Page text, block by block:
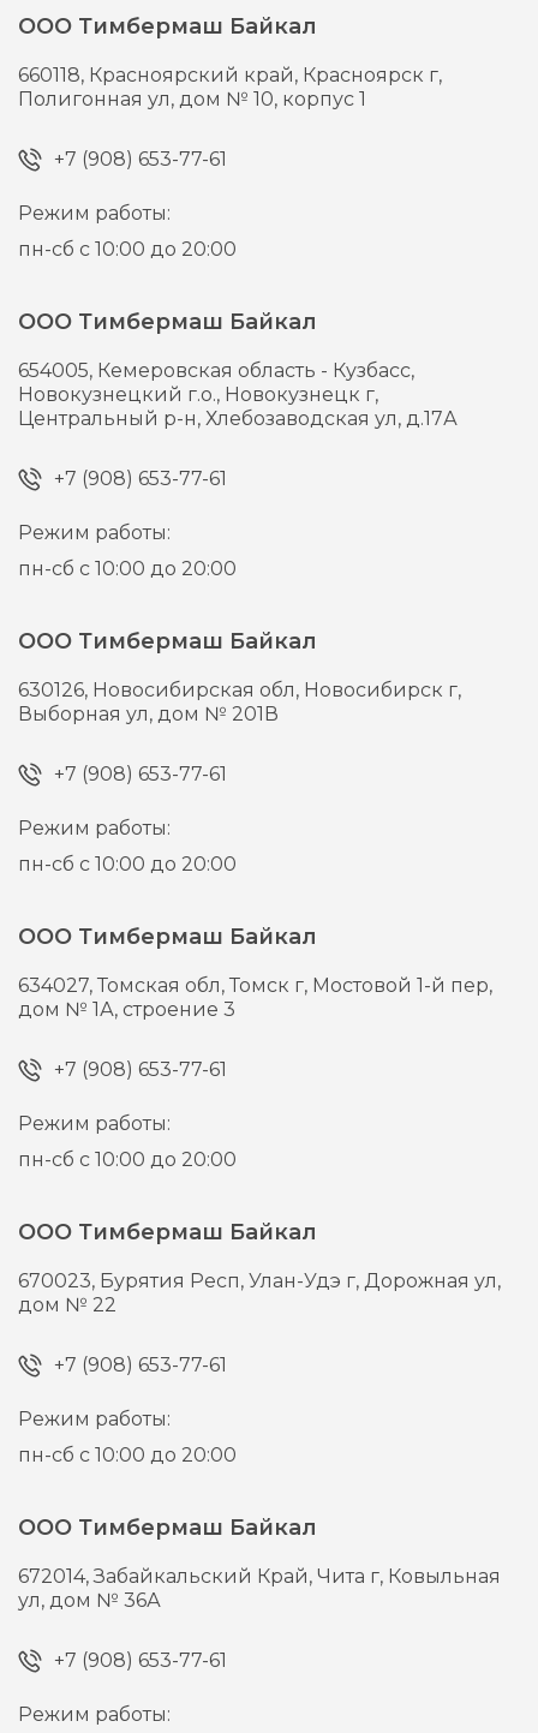
ООО Тимбермаш Байкал
660118, Красноярский край, Красноярск г,
Полигонная ул, дом № 10, корпус 1
+7 (908) 653-77-61
Режим работы:
пн-сб с 10:00 до 20:00
ООО Тимбермаш Байкал
654005, Кемеровская область - Кузбасс,
Новокузнецкий г.о., Новокузнецк г,
Центральный р-н, Хлебозаводская ул, д.17А
+7 (908) 653-77-61
Режим работы:
пн-сб с 10:00 до 20:00
ООО Тимбермаш Байкал
630126, Новосибирская обл, Новосибирск г,
Выборная ул, дом № 201В
+7 (908) 653-77-61
Режим работы:
пн-сб с 10:00 до 20:00
ООО Тимбермаш Байкал
634027,Томская обл, Томск г, Мостовой 1-й пер,
дом № 1А, строение 3
+7 (908) 653-77-61
Режим работы:
пн-сб с 10:00 до 20:00
ООО Тимбермаш Байкал
670023, Бурятия Респ, Улан-Удэ г,Дорожная ул,
дом № 22
+7 (908) 653-77-61
Режим работы:
пн-сб с 10:00 до 20:00
ООО Тимбермаш Байкал
672014,Забайкальский Край, Чита г, Ковыльная
ул, дом № 36А
+7 (908) 653-77-61
Режим работы: